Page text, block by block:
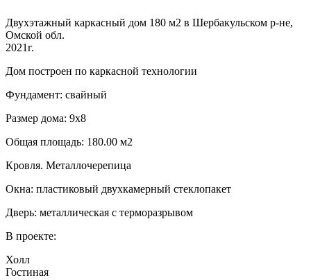
Двухэтажный каркасный дом 180 м2 в Шербакульском р-не,
Омской обл.
2021г.
Дом построен по каркасной технологии
Фундамент: свайный
Размер дома: 9х8
Общая площадь: 180.00 м2
Кровля. Металлочерепица
Окна: пластиковый двухкамерный стеклопакет
Дверь: металлическая с терморазрывом
В проекте:
Холл
Гостиная